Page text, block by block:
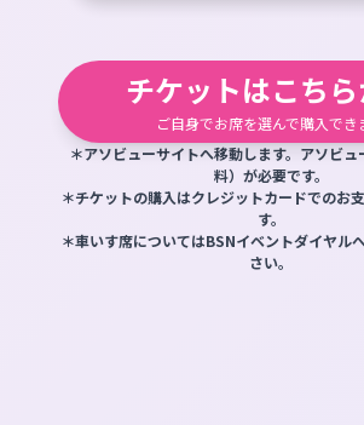
チケットはこち
ご自身でお席を選んで購入でき
＊アソビューサイトへ移動します。アソビュ
料）が必要です。
＊チケットの購入はクレジットカードでのお
す。
＊車いす席についてはBSNイベントダイヤル
さい。